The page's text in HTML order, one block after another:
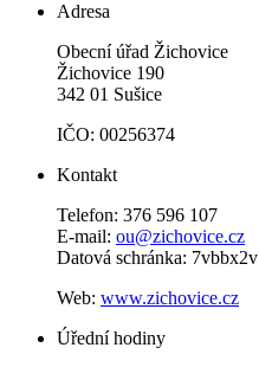
Adresa
Obecní úřad Žichovice
Žichovice 190
342 01 Sušice
IČO: 00256374
Kontakt
Telefon: 376 596 107
E-mail: ou@zichovice.cz
Datová schránka: 7vbbx2v
Web: www.zichovice.cz
Úřední hodiny